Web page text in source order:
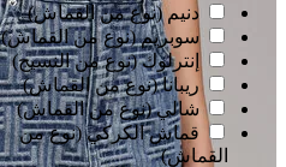
دنيم (نوع من القماش)
سوبريم (نوع من القماش)
إنترلوك (نوع من النسيج)
ريبانا (نوع من القماش)
شالي (نوع من القماش)
قماش الكركي (نوع من
القماش)